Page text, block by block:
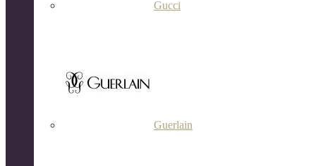
Gucci
Guerlain